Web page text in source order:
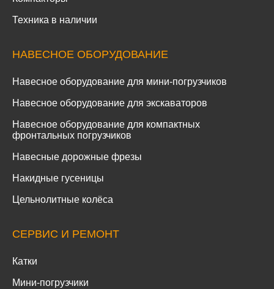
Техника в наличии
НАВЕСНОЕ ОБОРУДОВАНИЕ
Навесное оборудование для мини-погрузчиков
Навесное оборудование для экскаваторов
Навесное оборудование для компактных
фронтальных погрузчиков
Навесные дорожные фрезы
Накидные гусеницы
Цельнолитные колёса
СЕРВИС И РЕМОНТ
Катки
Мини-погрузчики